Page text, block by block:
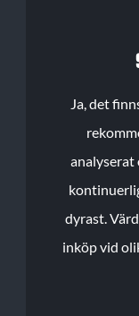
Ja, det
analyserat
dyrast.
inköp vid